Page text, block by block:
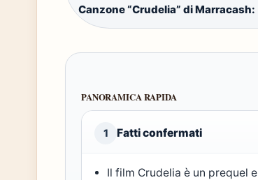
Canzone “Crudelia” di Marracash:
PANORAMICA RAPIDA
1 Fatti confermati
Il film Crudelia è un prequel e